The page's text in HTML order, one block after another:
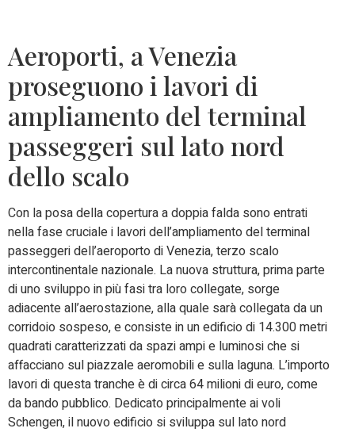
Aeroporti, a Venezia
proseguono i lavori di
ampliamento del terminal
passeggeri sul lato nord
dello scalo
Con la posa della copertura a doppia falda sono entrati
nella fase cruciale i lavori dell’ampliamento del terminal
passeggeri dell’aeroporto di Venezia, terzo scalo
intercontinentale nazionale. La nuova struttura, prima parte
di uno sviluppo in più fasi tra loro collegate, sorge
adiacente all’aerostazione, alla quale sarà collegata da un
corridoio sospeso, e consiste in un edificio di 14.300 metri
quadrati caratterizzati da spazi ampi e luminosi che si
affacciano sul piazzale aeromobili e sulla laguna. L’importo
lavori di questa tranche è di circa 64 milioni di euro, come
da bando pubblico. Dedicato principalmente ai voli
Schengen, il nuovo edificio si sviluppa sul lato nord